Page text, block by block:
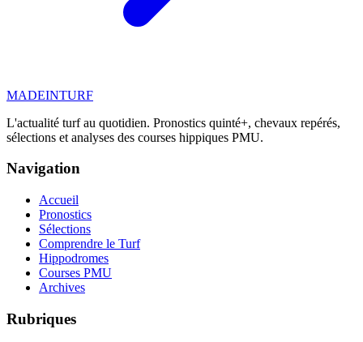
MADEINTURF
L'actualité turf au quotidien. Pronostics quinté+, chevaux repérés,
sélections et analyses des courses hippiques PMU.
Navigation
Accueil
Pronostics
Sélections
Comprendre le Turf
Hippodromes
Courses PMU
Archives
Rubriques